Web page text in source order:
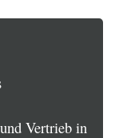
Vertrieb in